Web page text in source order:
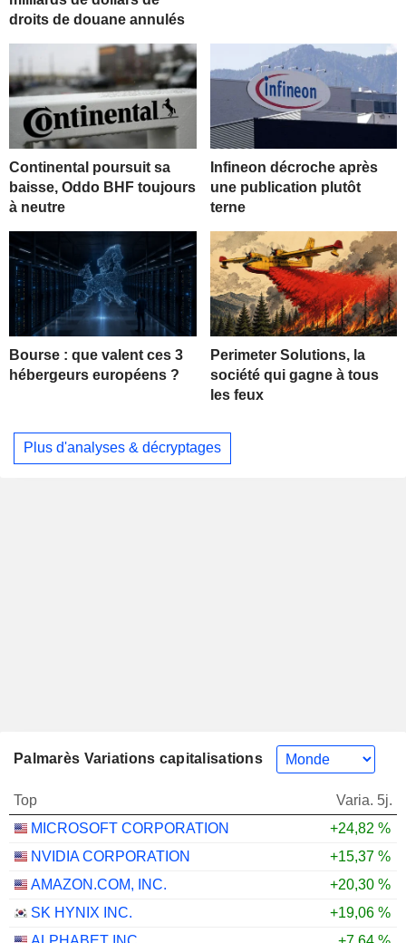
droits de douane annulés
Continental poursuit sa
baisse, Oddo BHF toujours
à neutre
Infineon décroche après
une publication plutôt
terne
Bourse : que valent ces 3
hébergeurs européens ?
Perimeter Solutions, la
société qui gagne à tous
les feux
Plus d'analyses & décryptages
Palmarès Variations capitalisations
Top
Varia. 5j.
MICROSOFT CORPORATION
+24,82 %
NVIDIA CORPORATION
+15,37 %
AMAZON.COM, INC.
+20,30 %
SK HYNIX INC.
+19,06 %